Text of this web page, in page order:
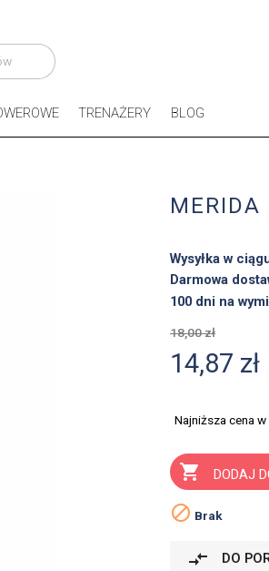
TRENAŻERY BLOG
Wysyłka w
Darmowa
100 dni na
18,00 zł
14,87 zł
Najniższa cena
 DODAJ
 Brak
compare_arrows DO